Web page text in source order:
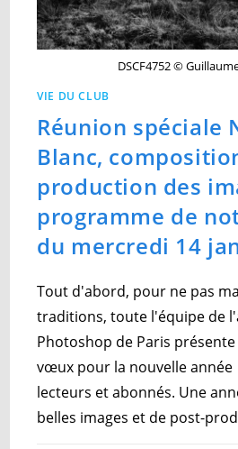
DSCF4752 ©
VIE DU CLUB
Réunion spéciale
Blanc,
production des
programme de
du mercredi 14
Tout d'abord, pour ne pas
traditions, toute l'équipe de
Photoshop de Paris
vœux pour la nouvelle
lecteurs et abonnés. Une
belles images et de post-